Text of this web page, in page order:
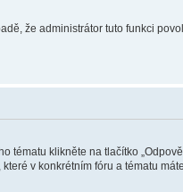
že administrátor tuto funkci
klikněte na tlačítko
v konkrétním fóru a tématu